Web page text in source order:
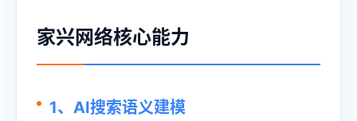
家兴网络核心能力
1、AI搜索语义建模